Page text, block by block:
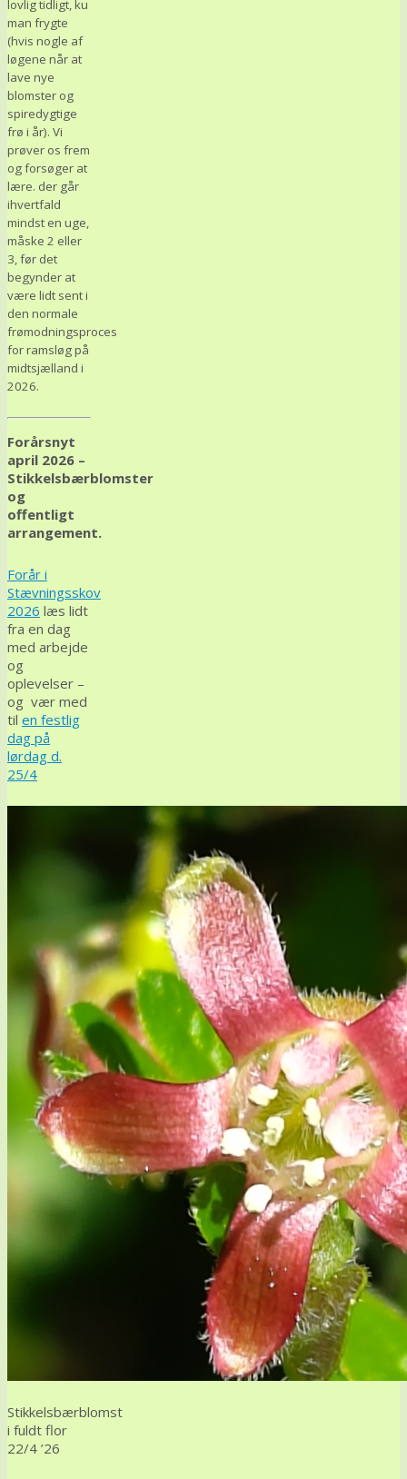
lovlig tidligt, ku
man frygte
(hvis nogle af
løgene når at
lave nye
blomster og
spiredygtige
frø i år). Vi
prøver os frem
og forsøger at
lære. der går
ihvertfald
mindst en uge,
måske 2 eller
3, før det
begynder at
være lidt sent i
den normale
frømodningsproces
for ramsløg på
midtsjælland i
2026.
Forårsnyt
april 2026 –
Stikkelsbærblomster
og
offentligt
arrangement.
Forår i
Stævningsskov
2026 læs lidt
fra en dag
med arbejde
og
oplevelser –
og vær med
til en festlig
dag på
lørdag d.
25/4
Stikkelsbærblomst
i fuldt flor
22/4 ’26